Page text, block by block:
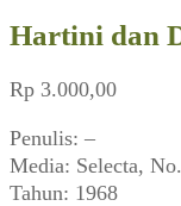
Hartini dan
Rp 3.000,00
Penulis: –
Media: Selecta,
Tahun: 1968